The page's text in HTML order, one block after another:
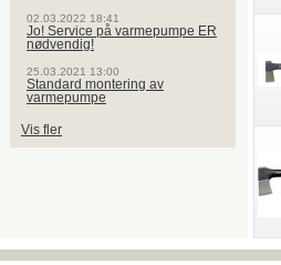
02.03.2022 18:41
Jo! Service på varmepumpe ER
nødvendig!
25.03.2021 13:00
Standard montering av
varmepumpe
Vis fler